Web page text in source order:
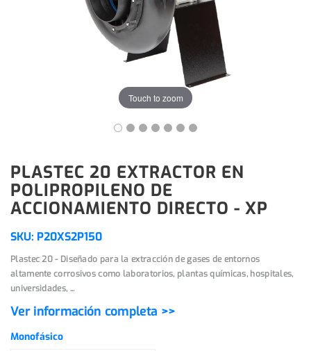
Touch to zoom
PLASTEC 20 EXTRACTOR EN
POLIPROPILENO DE
ACCIONAMIENTO DIRECTO - XP
SKU: P20XS2P150
Plastec 20 - Diseñado para la extracción de gases de entornos
altamente corrosivos como laboratorios, plantas químicas, hospitales,
universidades, ...
Ver información completa >>
Monofásico